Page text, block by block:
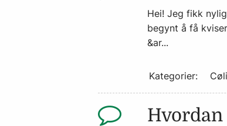
Hei! Jeg fikk
begynt å få
&ar...
Kategorier:
Hvordan